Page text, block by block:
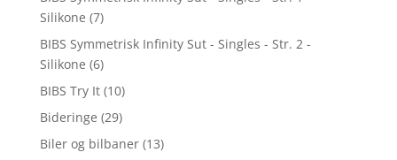
Silikone (7)
BIBS Symmetrisk Infinity Sut - Singles - Str. 2 -
Silikone (6)
BIBS Try It (10)
Bideringe (29)
Biler og bilbaner (13)